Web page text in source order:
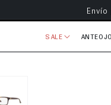
SALE